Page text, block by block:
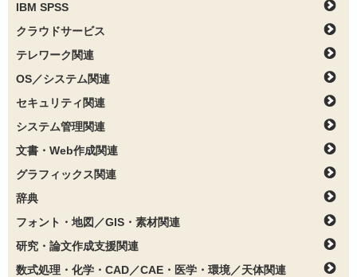
IBM SPSS
クラウドサービス
テレワーク関連
OS／システム関連
セキュリティ関連
システム管理関連
文書・Web作成関連
グラフィックス関連
辞典
フォント・地図／GIS・素材関連
研究・論文作成支援関連
数式処理・化学・CAD／CAE・医学・環境／天体関連